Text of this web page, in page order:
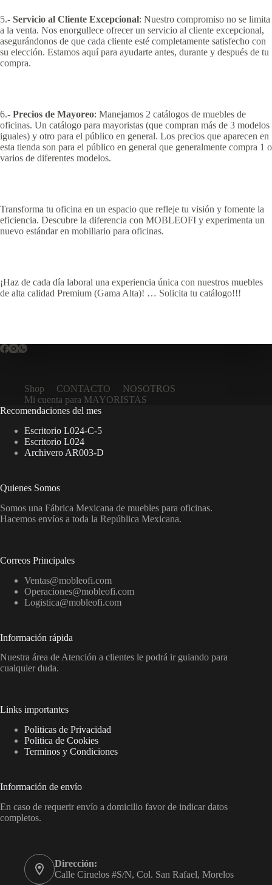
5.- Servicio al Cliente Excepcional: Nuestro compromiso no se limita
a la venta. Nos enorgullece ofrecer un servicio al cliente excepcional,
asegurándonos de que cada cliente esté completamente satisfecho con
su elección. Estamos aquí para ayudarte antes, durante y después de tu
compra.
6.- Precios de Mayoreo: Manejamos 2 catálogos de muebles de
oficinas. Un catálogo para mayoristas (que compran más de 3 modelos
iguales) y otro para el público en general. Los precios que aparecen en
esta tienda son para el público en general que generalmente compra 1 o
varios de diferentes modelos.
Transforma tu oficina en un espacio que refleje tu visión y fomente la
eficiencia. Descubre la diferencia con MOBLEOFI y experimenta un
nuevo estándar en mobiliario para oficinas.
¡Haz de cada día laboral una experiencia única con nuestros muebles
de alta calidad Premium (Gama Alta)! … Solicita tu catálogo!!!
Shop CONTACTO
NOSOTROS
Mi cuenta para MAYORISTAS
Recomendaciones del mes
Escritorio L024-C-5
Escritorio L024
Archivero AR003-D
Quienes Somos
Somos una Fábrica Mexicana de muebles para oficinas.
Hacemos envíos a toda la República Mexicana.
Correos Principales
Ventas@mobleofi.com
Operaciones@mobleofi.com
Logistica@mobleofi.com
Información rápida
Nuestra área de Atención a clientes le podrá ir guiando para
cualquier duda.
Links importantes
Politicas de Privacidad
Politica de Cookies
Terminos y Condiciones
Información de envío
En caso de requerir envío a domicilio favor de indicar datos
completos.
Dirección:
Calle Ciruelos #S/N, Col. San Rafael, Morelos